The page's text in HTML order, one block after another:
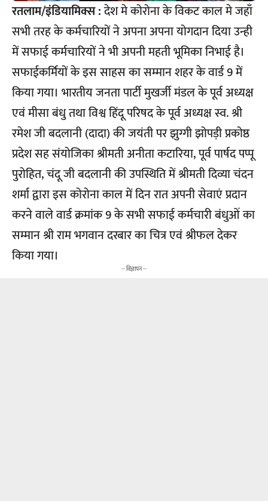
रतलाम/इंडियामिक्स :देश मे कोरोना के विकट काल मे जहाँ
सभी तरह के कर्मचारियों ने अपना अपना योगदान दिया उन्ही
में सफाई कर्मचारियों ने भी अपनी महती भूमिका निभाई है।
सफाईकर्मियों के इस साहस का सम्मान शहर के वार्ड 9 में
किया गया। भारतीय जनता पार्टी मुखर्जी मंडल के पूर्व अध्यक्ष
एवं मीसा बंधु तथा विश्व हिंदू परिषद के पूर्व अध्यक्ष स्व. श्री
रमेश जी बदलानी (दादा) की जयंती पर झुग्गी झोपड़ी प्रकोष्ठ
प्रदेश सह संयोजिका श्रीमती अनीता कटारिया, पूर्व पार्षद पप्पू
पुरोहित, चंदू जी बदलानी की उपस्थिति में श्रीमती दिव्या चंदन
शर्मा द्वारा इस कोरोना काल में दिन रात अपनी सेवाएं प्रदान
करने वाले वार्ड क्रमांक 9 के सभी सफाई कर्मचारी बंधुओं का
सम्मान श्री राम भगवान दरबार का चित्र एवं श्रीफल देकर
किया गया।
-- विज्ञापन --